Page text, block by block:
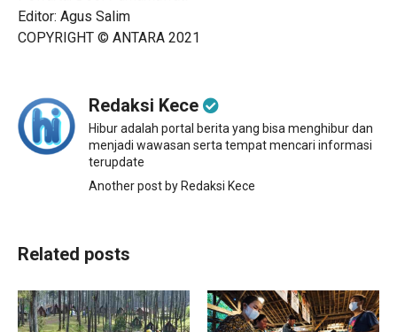
Editor: Agus Salim
COPYRIGHT © ANTARA 2021
Redaksi Kece
Hibur adalah portal berita yang bisa menghibur dan
menjadi wawasan serta tempat mencari informasi
terupdate
Another post by Redaksi Kece
Related posts